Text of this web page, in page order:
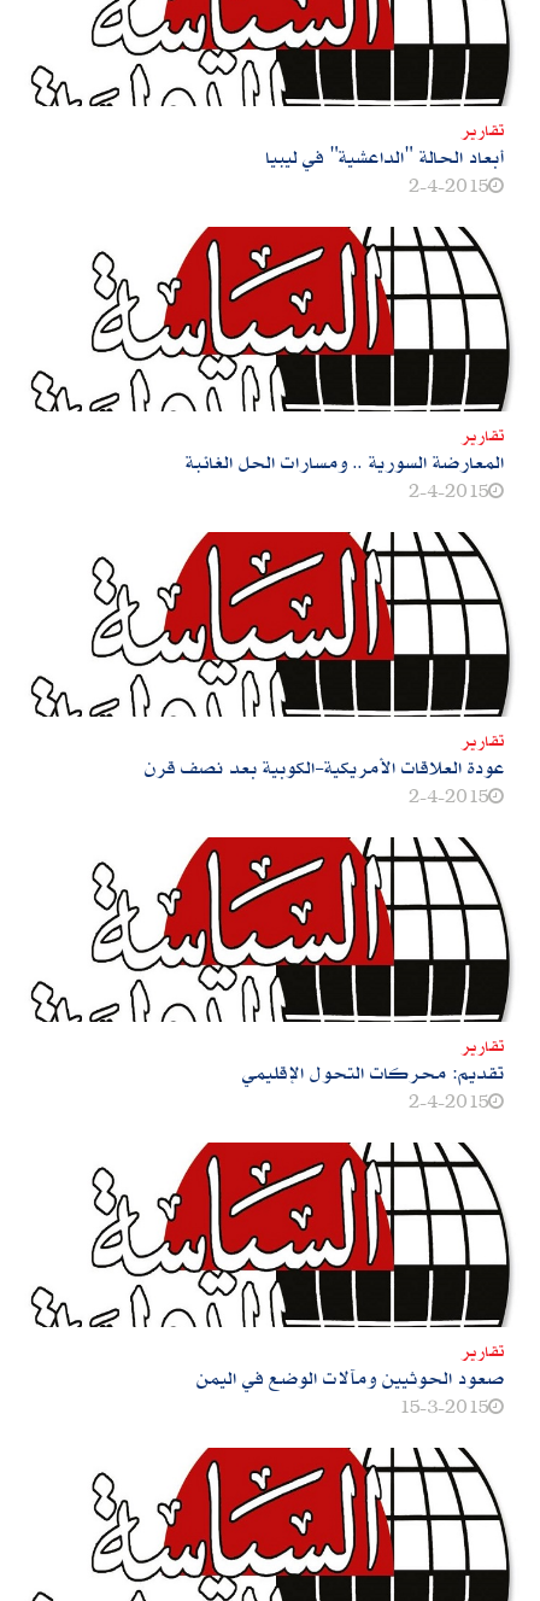
تقارير
أبعاد الحالة‮ "‬الداعشية‮" ‬في ليبيا
2-4-2015
تقارير
المعارضة السورية‮ .. ‬ومسارات الحل الغائبة
2-4-2015
تقارير
عودة العلاقات الأمريكية-الكوبية بعد نصف قرن
2-4-2015
تقارير
تقديم: محركات التحول الإقليمي
2-4-2015
تقارير
صعود الحوثيين ومآلات الوضع في اليمن
15-3-2015